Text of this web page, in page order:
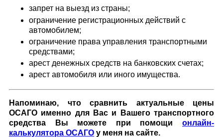
запрет на выезд из страны;
ограничение регистрационных действий с
автомобилем;
ограничение права управления транспортными
средствами;
арест денежных средств на банковских счетах;
арест автомобиля или иного имущества.
Напоминаю, что сравнить актуальные цены
ОСАГО именно для Вас и Вашего транспортного
средства Вы можете при помощи онлайн-
калькулятора ОСАГО у меня на сайте.